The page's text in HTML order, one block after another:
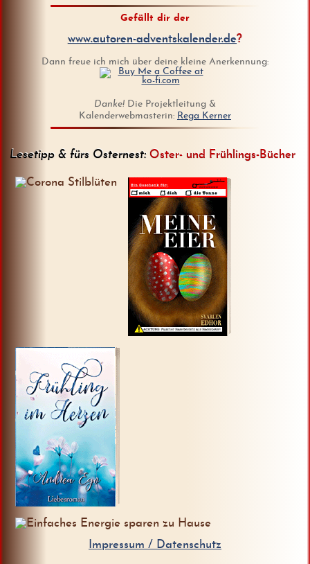
Gefällt dir der
www.autoren-adventskalender.de?
Dann freue ich mich über deine kleine Anerkennung:
Danke! Die Projektleitung &
Kalenderwebmasterin: Rega Kerner
Lesetipp & fürs Osternest: Oster- und Frühlings-Bücher
Zur
Webseite
Zur Webseite
Impressum / Datenschutz